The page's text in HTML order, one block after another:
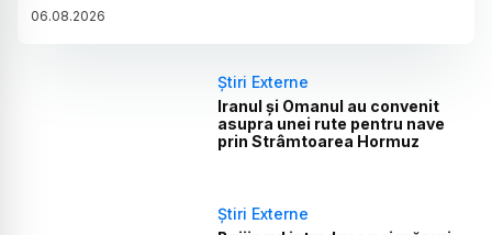
06.08.2026
Știri Externe
Iranul și Omanul au convenit
asupra unei rute pentru nave
prin Strâmtoarea Hormuz
Știri Externe